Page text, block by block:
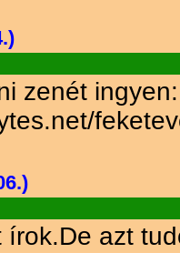
zenét ingyen:
írok.De azt